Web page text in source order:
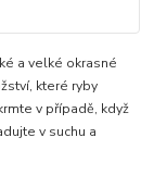
a velké okrasné
které ryby
v případě, když
v suchu a